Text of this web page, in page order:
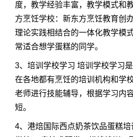
度，教学经验丰富，教学模式和
方烹饪学校：新东方烹饪教育创
理论实践相结合的一体化教学模
常适合想学蛋糕的同学。
3、培训学校学习 培训学校学习
在各地都有烹饪的培训机构和学
老师进行技能辅导，根据学习内
短。
4、港焙国际西点奶茶饮品蛋糕